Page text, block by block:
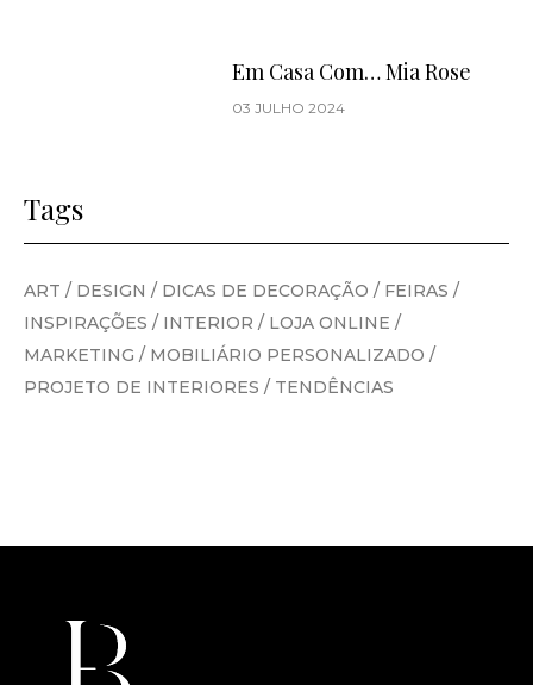
Em Casa Com… Mia Rose
03 JULHO 2024
Tags
ART / DESIGN / DICAS DE DECORAÇÃO / FEIRAS /
INSPIRAÇÕES / INTERIOR / LOJA ONLINE /
MARKETING / MOBILIÁRIO PERSONALIZADO /
PROJETO DE INTERIORES / TENDÊNCIAS